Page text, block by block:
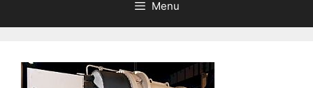
Menu